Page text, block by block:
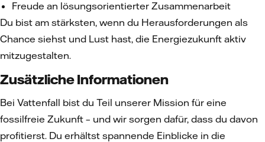
Freude an lösungsorientierter Zusammenarbeit
Du bist am stärksten, wenn du Herausforderungen als
Chance siehst und Lust hast, die Energiezukunft aktiv
mitzugestalten.
Zusätzliche Informationen
Bei Vattenfall bist du Teil unserer Mission für eine
fossilfreie Zukunft – und wir sorgen dafür, dass du davon
profitierst. Du erhältst spannende Einblicke in die